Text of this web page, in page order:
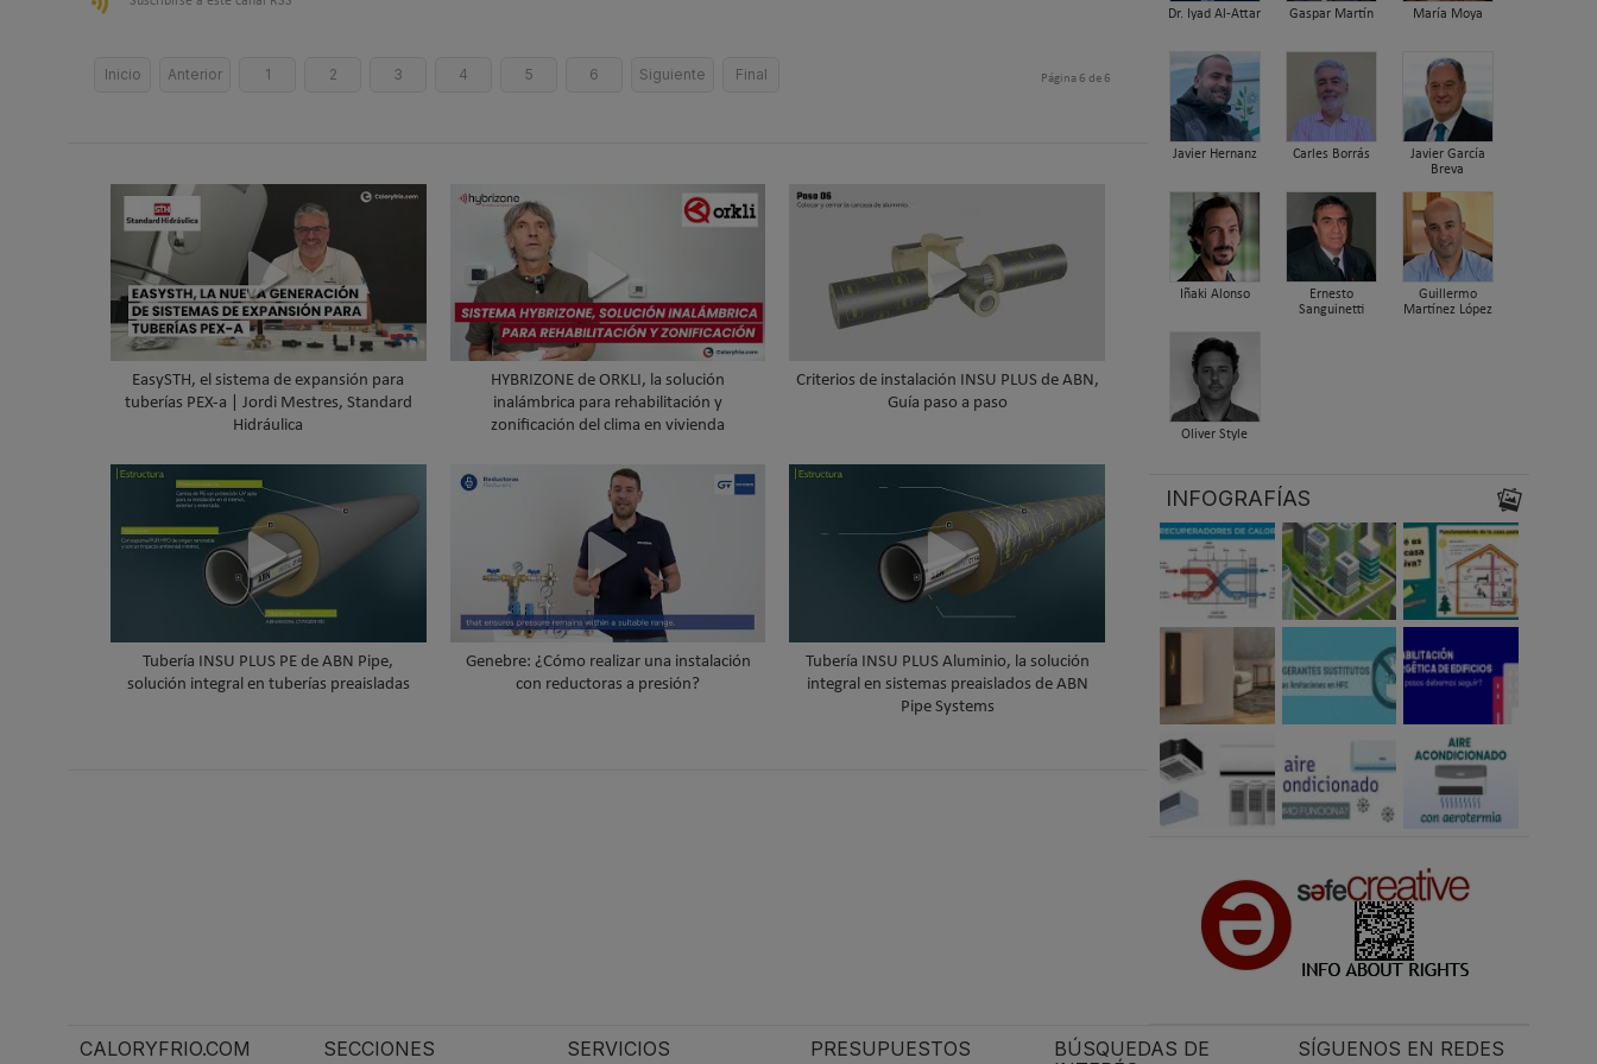
Inicio Anterior 1 2 3 4 5 6 Siguiente Final Página 6 de 6
EasySTH, el sistema de expansión para
tuberías PEX-a | Jordi Mestres, Standard
Hidráulica
HYBRIZONE de ORKLI, la solución
inalámbrica para rehabilitación y
zonificación del clima en vivienda
Criterios de instalación INSU PLUS de ABN,
Guía paso a paso
Tubería INSU PLUS PE de ABN Pipe,
solución integral en tuberías preaisladas
Genebre: ¿Cómo realizar una instalación
con reductoras a presión?
Tubería INSU PLUS Aluminio, la solución
integral en sistemas preaislados de ABN
Pipe Systems
Dr. Iyad Al-Attar Gaspar Martín María Moya
Javier Hernanz Carles Borrás
Javier García
Breva
Iñaki Alonso
Ernesto
Sanguinetti
Guillermo
Martínez López
Oliver Style
INFOGRAFÍAS
CALORYFRIO.COM SECCIONES SERVICIOS PRESUPUESTOS
BÚSQUEDAS DE
SÍGUENOS EN REDES